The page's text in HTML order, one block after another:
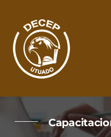
content
SOMOS
CATÁLOGO